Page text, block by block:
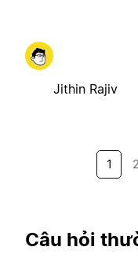
Jithin Rajiv
1 2
Câu hỏi